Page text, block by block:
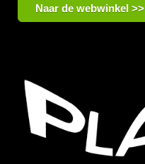
Naar de webwinkel >>